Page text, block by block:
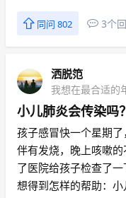
同问 802 3个
洒脱笵
我想在最合适的
小儿肺炎会传染吗？
孩子感冒快一个星期
伴有发烧，晚上咳嗽
了医院给孩子检查了一
想得到怎样的帮助：小